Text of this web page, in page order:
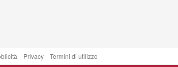
Privacy Termini di utilizzo